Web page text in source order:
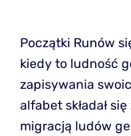
Początki Runów
kiedy to ludność
zapisywania
alfabet składał
migracją ludów